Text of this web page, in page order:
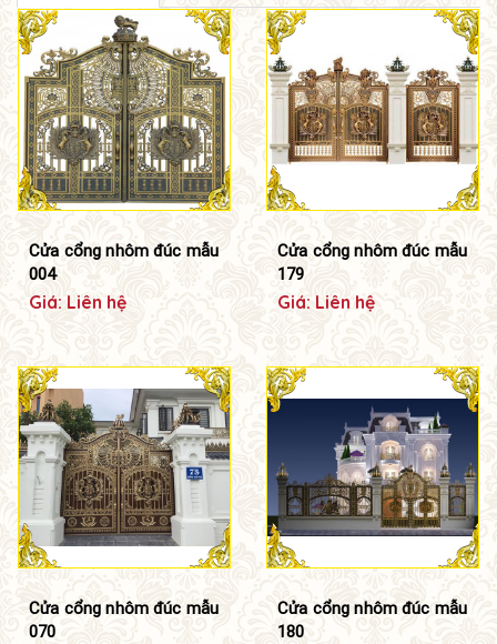
Cửa cổng nhôm đúc mẫu
004
Giá: Liên hệ
Cửa cổng nhôm đúc mẫu
179
Giá: Liên hệ
Cửa cổng nhôm đúc mẫu
070
Cửa cổng nhôm đúc mẫu
180